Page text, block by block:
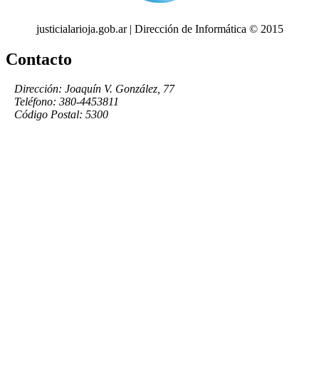
justicialarioja.gob.ar | Dirección de Informática © 2015
Contacto
Dirección: Joaquín V. González, 77
Teléfono: 380-4453811
Código Postal: 5300